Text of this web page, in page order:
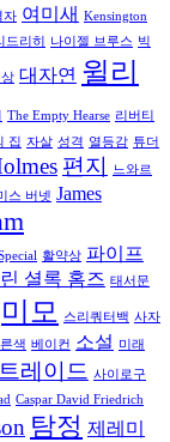
자 여미새
Kensington
드리히 나이젤 브루스 빅
대자연 윌리
The Empty Hearse 리버티
집 자살 성격 열등감 튜더
편지
느와르
스 버넷 James
활약상 파이프
셜록 홈즈 태서문
미모 스리쿼터백 사자
색 베이컨 소설 미래
레이드
사이로구
Caspar David Friedrich
탐정 제레미